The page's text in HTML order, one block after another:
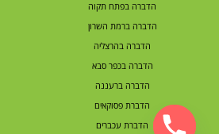
הדברה בפתח תקוה
הדברה ברמת השרון
הדברה בהרצליה
הדברה בכפר סבא
הדברה ברעננה
הדברת פסוקאים
הדברת עכברים